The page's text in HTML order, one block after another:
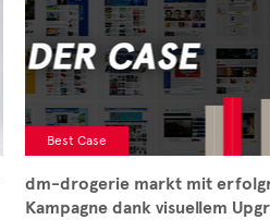
Best Case
dm-drogerie markt mit
Kampagne dank visuellem